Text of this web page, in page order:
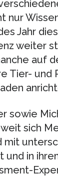
nur
Jahr
weiter
auf
Tier- und
sowie
sich
in